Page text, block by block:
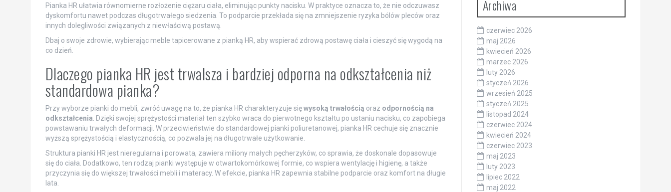
Pianka HR ułatwia równomierne rozłożenie ciężaru ciała, eliminując punkty nacisku. W praktyce oznacza to, że nie odczuwasz
dyskomfortu nawet podczas długotrwałego siedzenia. To podparcie przekłada się na zmniejszenie ryzyka bólów pleców oraz
innych dolegliwości związanych z niewłaściwą postawą.
Dbaj o swoje zdrowie, wybierając meble tapicerowane z pianką HR, aby wspierać zdrową postawę ciała i cieszyć się wygodą na
co dzień.
Dlaczego pianka HR jest trwalsza i bardziej odporna na odkształcenia niż
standardowa pianka?
Przy wyborze pianki do mebli, zwróć uwagę na to, że pianka HR charakteryzuje sięwysoką trwałością oraz odpornością na
odkształcenia . Dzięki swojej sprężystości materiał ten szybko wraca do pierwotnego kształtu po ustaniu nacisku, co zapobiega
powstawaniu trwałych deformacji. W przeciwieństwie do standardowej pianki poliuretanowej, pianka HR cechuje się znacznie
wyższą sprężystością i elastycznością, co pozwala jej na długotrwałe użytkowanie.
Struktura pianki HR jest nieregularna i porowata, zawiera miliony małych pęcherzyków, co sprawia, że doskonale dopasowuje
się do ciała. Dodatkowo, ten rodzaj pianki występuje w otwartokomórkowej formie, co wspiera wentylację i higienę, a także
przyczynia się do większej trwałości mebli i materacy. W efekcie, pianka HR zapewnia stabilne podparcie oraz komfort na długie
lata.
Archiwa
czerwiec 2026
maj 2026
kwiecień 2026
marzec 2026
luty 2026
styczeń 2026
wrzesień 2025
styczeń 2025
listopad 2024
czerwiec 2024
kwiecień 2024
czerwiec 2023
maj 2023
luty 2023
lipiec 2022
maj 2022